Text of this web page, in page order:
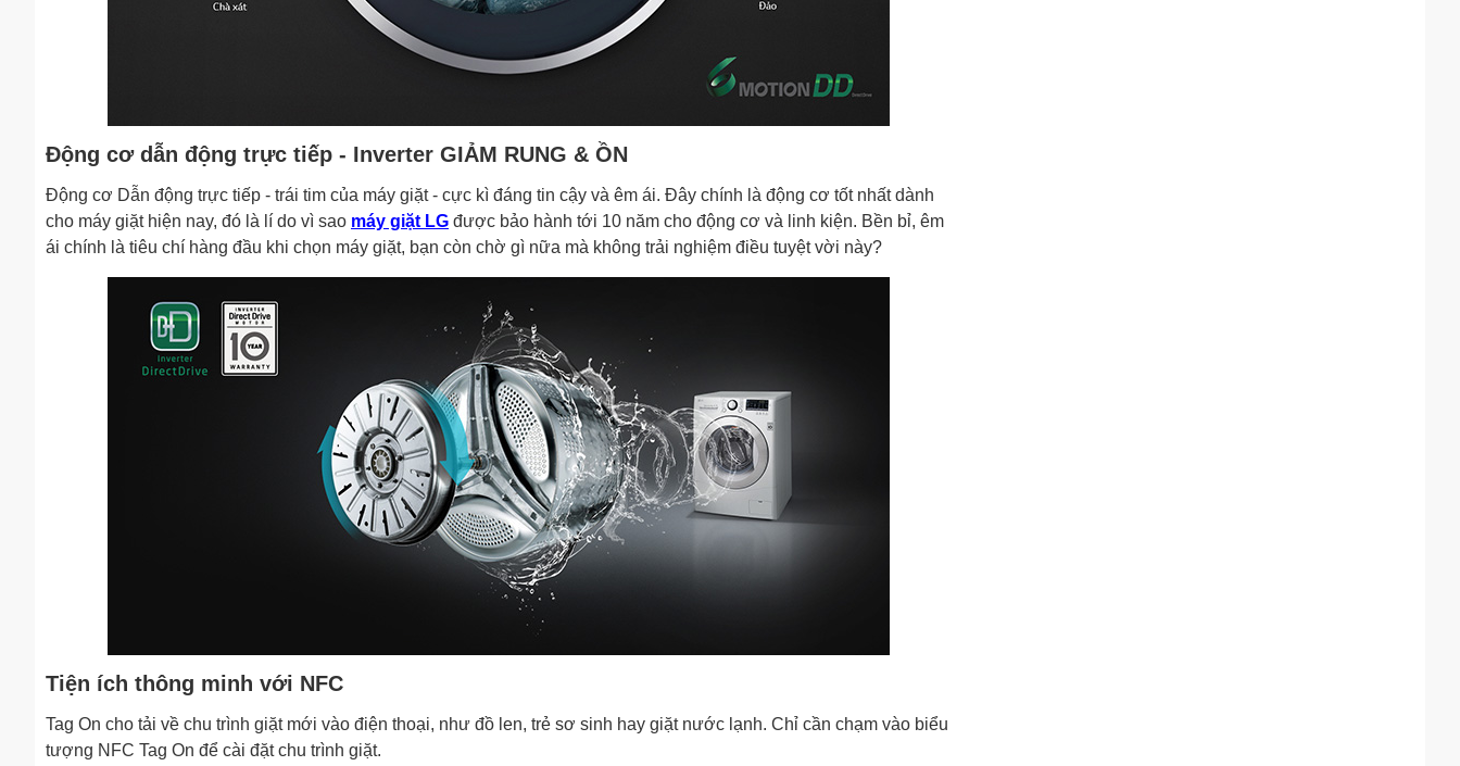
Động cơ dẫn động trực tiếp - Inverter GIẢM RUNG & ỒN
Động cơ Dẫn động trực tiếp - trái tim của máy giặt - cực kì đáng tin cậy và êm ái. Đây chính là động cơ tốt nhất dành
cho máy giặt hiện nay, đó là lí do vì sao máy giặt LG được bảo hành tới 10 năm cho động cơ và linh kiện. Bền bỉ, êm
ái chính là tiêu chí hàng đầu khi chọn máy giặt, bạn còn chờ gì nữa mà không trải nghiệm điều tuyệt vời này?
Tiện ích thông minh với NFC
Tag On cho tải về chu trình giặt mới vào điện thoại, như đồ len, trẻ sơ sinh hay giặt nước lạnh. Chỉ cần chạm vào biểu
tượng NFC Tag On để cài đặt chu trình giặt.